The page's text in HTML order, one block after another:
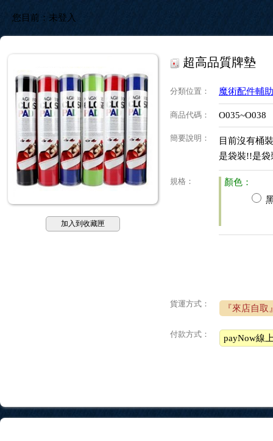
您目前： 未登入
加入到收藏匣
超高品質牌墊
分類位置 ： 魔術配件輔
商品代碼 ： O035~O038
簡要說明 ：
目前沒有桶
是袋裝!!是袋
規格 ：
顏色：
貨運方式： 『來店自取
付款方式： payNow線